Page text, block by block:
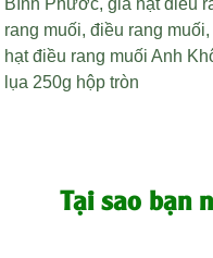
Bình Phước,giá hạt điều
rang muối,điều rang muối,
hạt điều rang muối Anh
lụa 250g hộp tròn
Tại sao bạn